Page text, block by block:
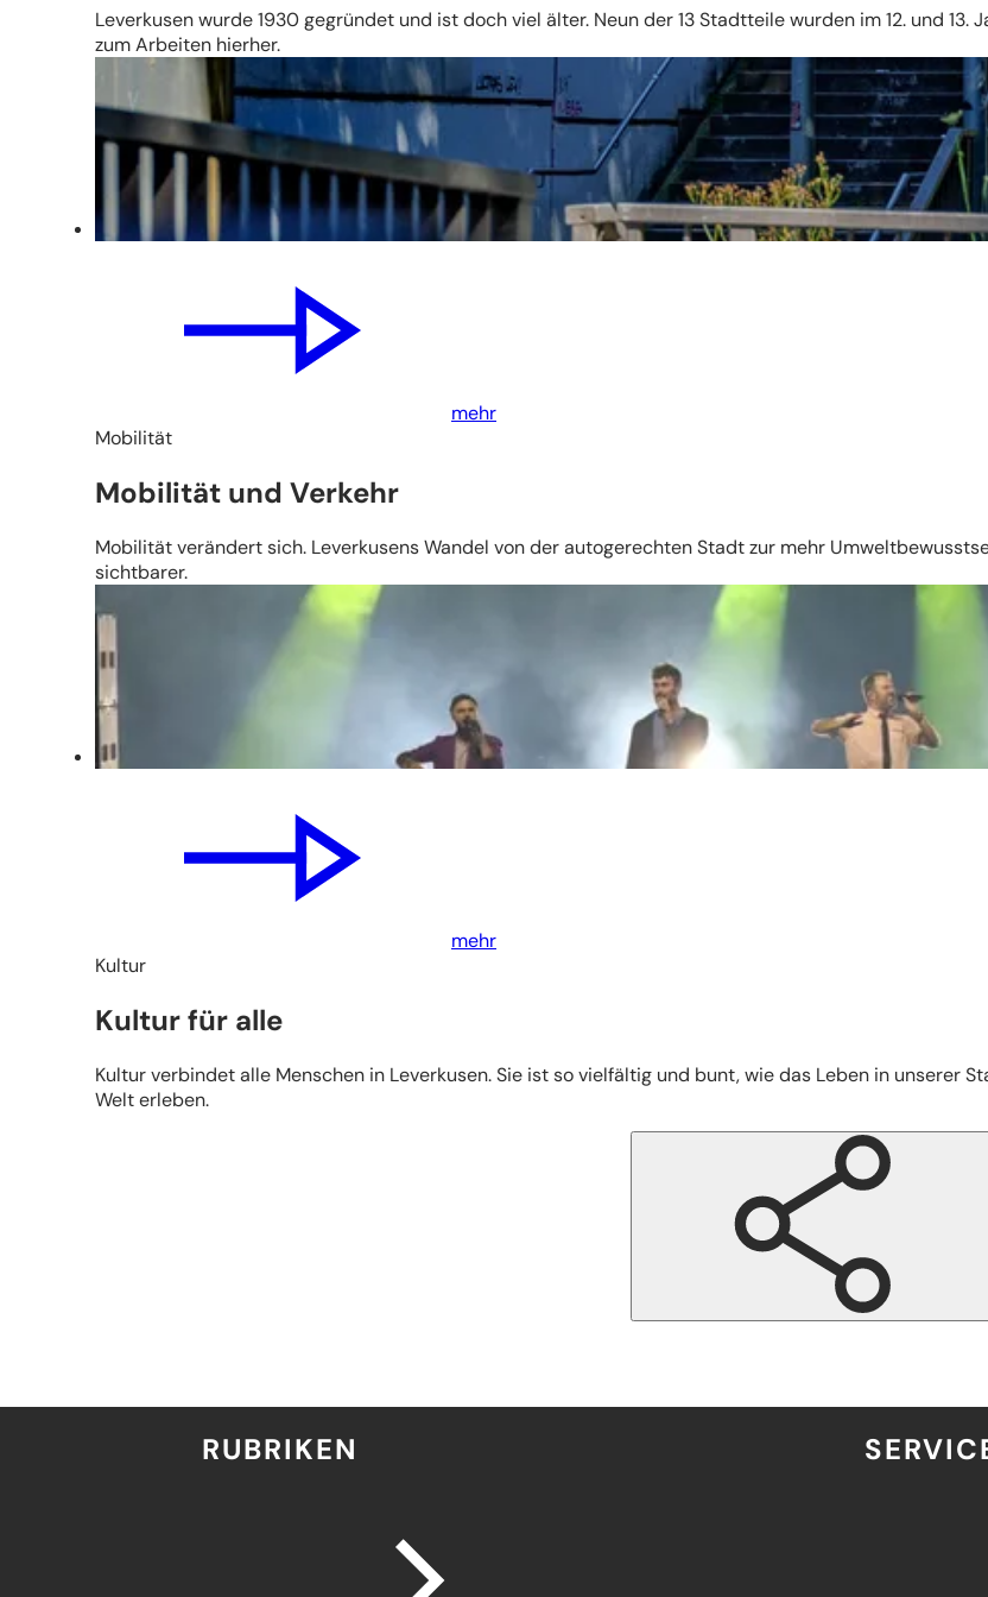
Leverkusen wurde 1930 gegründet und ist doch viel älter. Neun der 13 Stadtteile wurden im 12. und
zum Arbeiten hierher.
mehr
Mobilität
Mobilität und Verkehr
Mobilität verändert sich. Leverkusens Wandel von der autogerechten Stadt zur mehr
sichtbarer.
mehr
Kultur
Kultur für alle
Kultur verbindet alle Menschen in Leverkusen. Sie ist so vielfältig und bunt, wie das Leben in unserer
Welt erleben.
RUBRIKEN